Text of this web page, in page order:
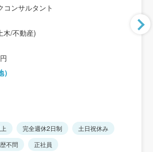
コンサルタント
木/不動産)
完全週休2日制
土日祝休み
不問 正社員